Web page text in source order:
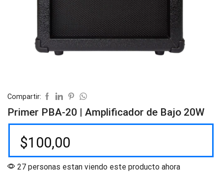
Compartir:
Primer PBA-20 | Amplificador de Bajo 20W
$100,00
27 personas estan viendo este producto ahora